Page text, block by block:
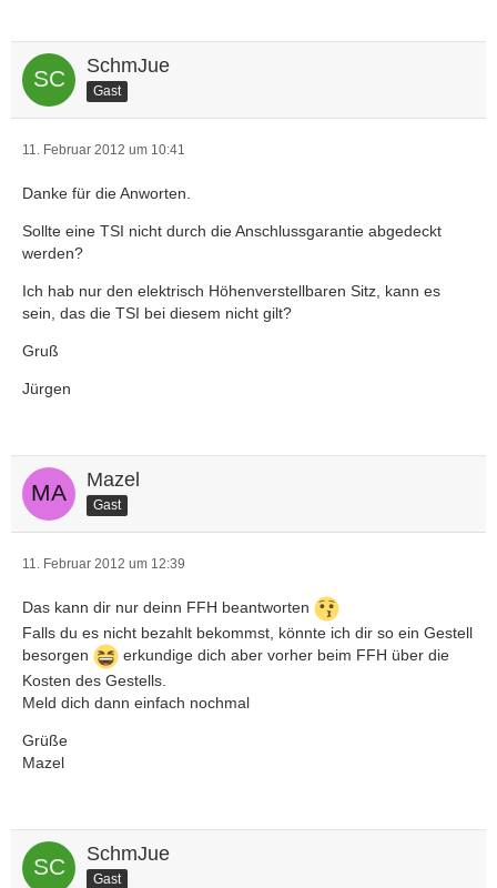
In der TSI ist auch detailiert beschrieben, wie das ganze
reinzuschreiben...
Aber das Problem ist nun mittweile auch bei FORD bekannt.
SchmJue
Gast
11. Februar 2012 um 10:41
Danke für die Anworten.
Sollte eine TSI nicht durch die Anschlussgarantie abgedeckt
werden?
Ich hab nur den elektrisch Höhenverstellbaren Sitz, kann es
sein, das die TSI bei diesem nicht gilt?
Gruß
Jürgen
Mazel
Gast
11. Februar 2012 um 12:39
Das kann dir nur deinn FFH beantworten
Falls du es nicht bezahlt bekommst, könnte ich dir so ein Gestell
besorgen
erkundige dich aber vorher beim FFH über die
Kosten des Gestells.
Meld dich dann einfach nochmal
Grüße
Mazel
SchmJue
Gast